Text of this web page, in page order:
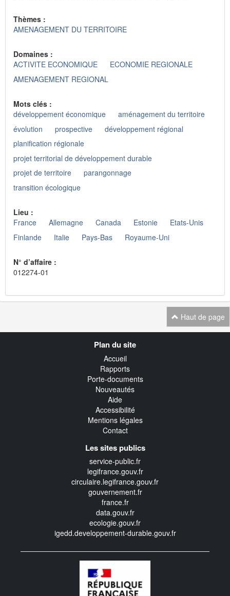
Thèmes :
AMENAGEMENT DU TERRITOIRE
Domaines :
ACTIVITE ECONOMIQUE
ECONOMIE REGIONALE
AMENAGEMENT REGIONAL
Mots clés :
développement économique
aménagement du territoire
évolution
prospective
développement régional
planification régionale
projet territorial de développement durable
projet de territoire
parangonnage
transition écologique
Lieu :
France
Allemagne Canada Estonie
Etats-Unis
Finlande
Italie Pays-Bas Royaume-Uni
N° d’affaire :
012274-01
Haut de page
Plan du site
Accueil
Rapports
Porte-documents
Nouveautés
Aide
Accessibilité
Mentions légales
Contact
Les sites publics
service-public.fr
legifrance.gouv.fr
circulaire.legifrance.gouv.fr
gouvernement.fr
france.fr
data.gouv.fr
ecologie.gouv.fr
igedd.developpement-durable.gouv.fr